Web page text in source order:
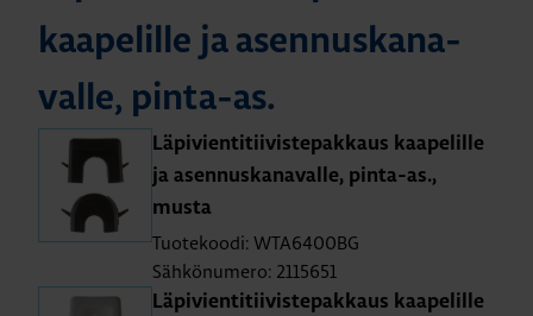
kaa­pe­lil­le ja asen­nus­ka­na­
val­le, pin­ta-as.
Lä­pi­vien­ti­tii­vis­te­pak­kaus kaa­pe­lil­le
ja asen­nus­ka­na­val­le, pin­ta-as.,
musta
Tuotekoodi: WTA6400BG
Sähkönumero: 2115651
Lä­pi­vien­ti­tii­vis­te­pak­kaus kaa­pe­lil­le